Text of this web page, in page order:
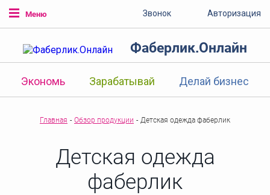
Меню Звонок Авторизация
Фаберлик.Онлайн
Экономь Зарабатывай Делай бизнес
Главная - Обзор продукции - Детская одежда фаберлик
Детская одежда
фаберлик